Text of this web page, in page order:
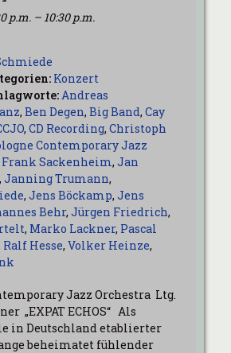
p.m. – 10:30 p.m.
Konzert
Andreas
, Ben Degen, Big Band, Cay
, CD Recording, Christoph
Contemporary Jazz
Frank Sackenheim, Jan
, Janning Trumann,
, Jens Böckamp, Jens
Behr, Jürgen Friedrich,
, Marko Lackner, Pascal
Ralf Hesse, Volker Heinze,
Jazz Orchestra Ltg.
„EXPAT ECHOS“ Als
in Deutschland etablierter
beheimatet fühlender